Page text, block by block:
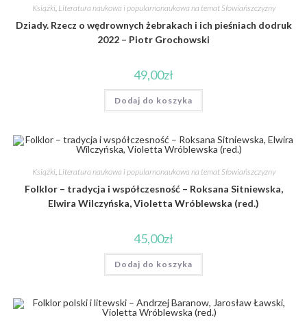
Książki, Literatura naukowa i popularnonaukowa na temat Słowiańszczyzny
Dziady. Rzecz o wędrownych żebrakach i ich pieśniach dodruk
2022 – Piotr Grochowski
49,00zł
Dodaj do koszyka
Książki, Literatura naukowa i popularnonaukowa na temat Słowiańszczyzny
Folklor – tradycja i współczesność – Roksana Sitniewska,
Elwira Wilczyńska, Violetta Wróblewska (red.)
45,00zł
Dodaj do koszyka